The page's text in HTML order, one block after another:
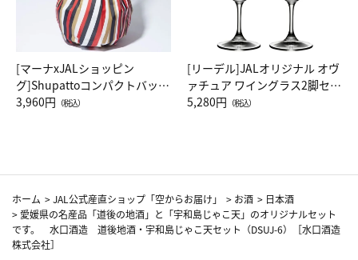
[マーナxJALショッピン
グ]Shupattoコンパクトバッグ
Drop JAL客室乗務員（LC）ス
3,960円 （税込）
[リーデル]JALオリジナル オヴ
ァチュア ワイングラス2脚セッ
ト（レッドワイン）
5,280円 （税込）
ホーム >JAL公式産直ショップ「空からお届け」 > お酒 > 日本酒
> 愛媛県の名産品「道後の地酒」と「宇和島じゃこ天」のオリジナルセット
です。 水口酒造 道後地酒・宇和島じゃこ天セット（DSUJ-6）［水口酒造
株式会社］